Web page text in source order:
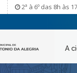
2ª à 6º das 8h às
A